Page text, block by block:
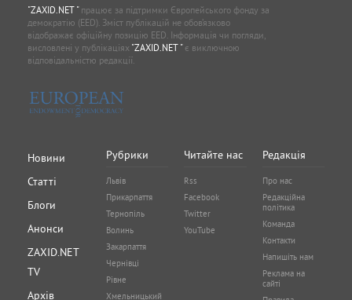
"ZAXID.NET "працює за підтримки Європейського фонду за
демократію (EED). Зміст публікацій не обов’язково
відображає офіційну позицію EED. Інформація чи погляди,
висловлені у публікаціях "ZAXID.NET "є виключною
відповідальністю редакції.
Новини
Статті
Блоги
Анонси
ZAXID.NET
TV
Архів
Рубрики
Львів
Прикарпаття
Тернопіль
Волинь
Закарпаття
Чернівці
Рівне
Хмельницький
Читайте нас
Rss
Facebook
Twitter
YouTube
Редакція
Про нас
Редакційна
політика
Команда
Контакти
Напишіть нам
Реклама на
сайті